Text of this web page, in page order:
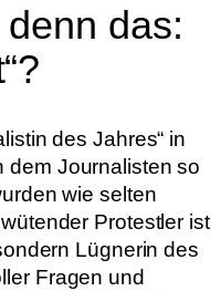
das:
des Jahres“ in
dem Journalisten so
wie selten
Protestler ist
Lügnerin des
Fragen und